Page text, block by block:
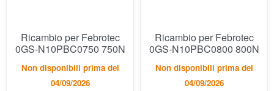
Ricambio per Febrotec
0GS-N10PBC0750 750N
Non disponibili prima del
04/09/2026
Ricambio per Febrotec
0GS-N10PBC0800 800N
Non disponibili prima del
04/09/2026